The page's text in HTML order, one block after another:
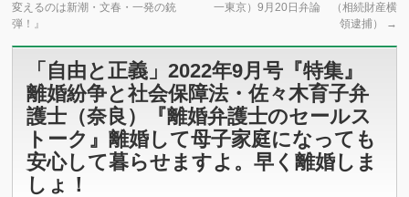
変えるのは新潮・文春・一発の銃
弾！』
一東京）9月20日弁論 （相続財産横
領逮捕）
→
「自由と正義」2022年9月号『特集』
離婚紛争と社会保障法・佐々木育子弁
護士（奈良）『離婚弁護士のセールス
トーク』離婚して母子家庭になっても
安心して暮らせますよ。早く離婚しま
しょ！